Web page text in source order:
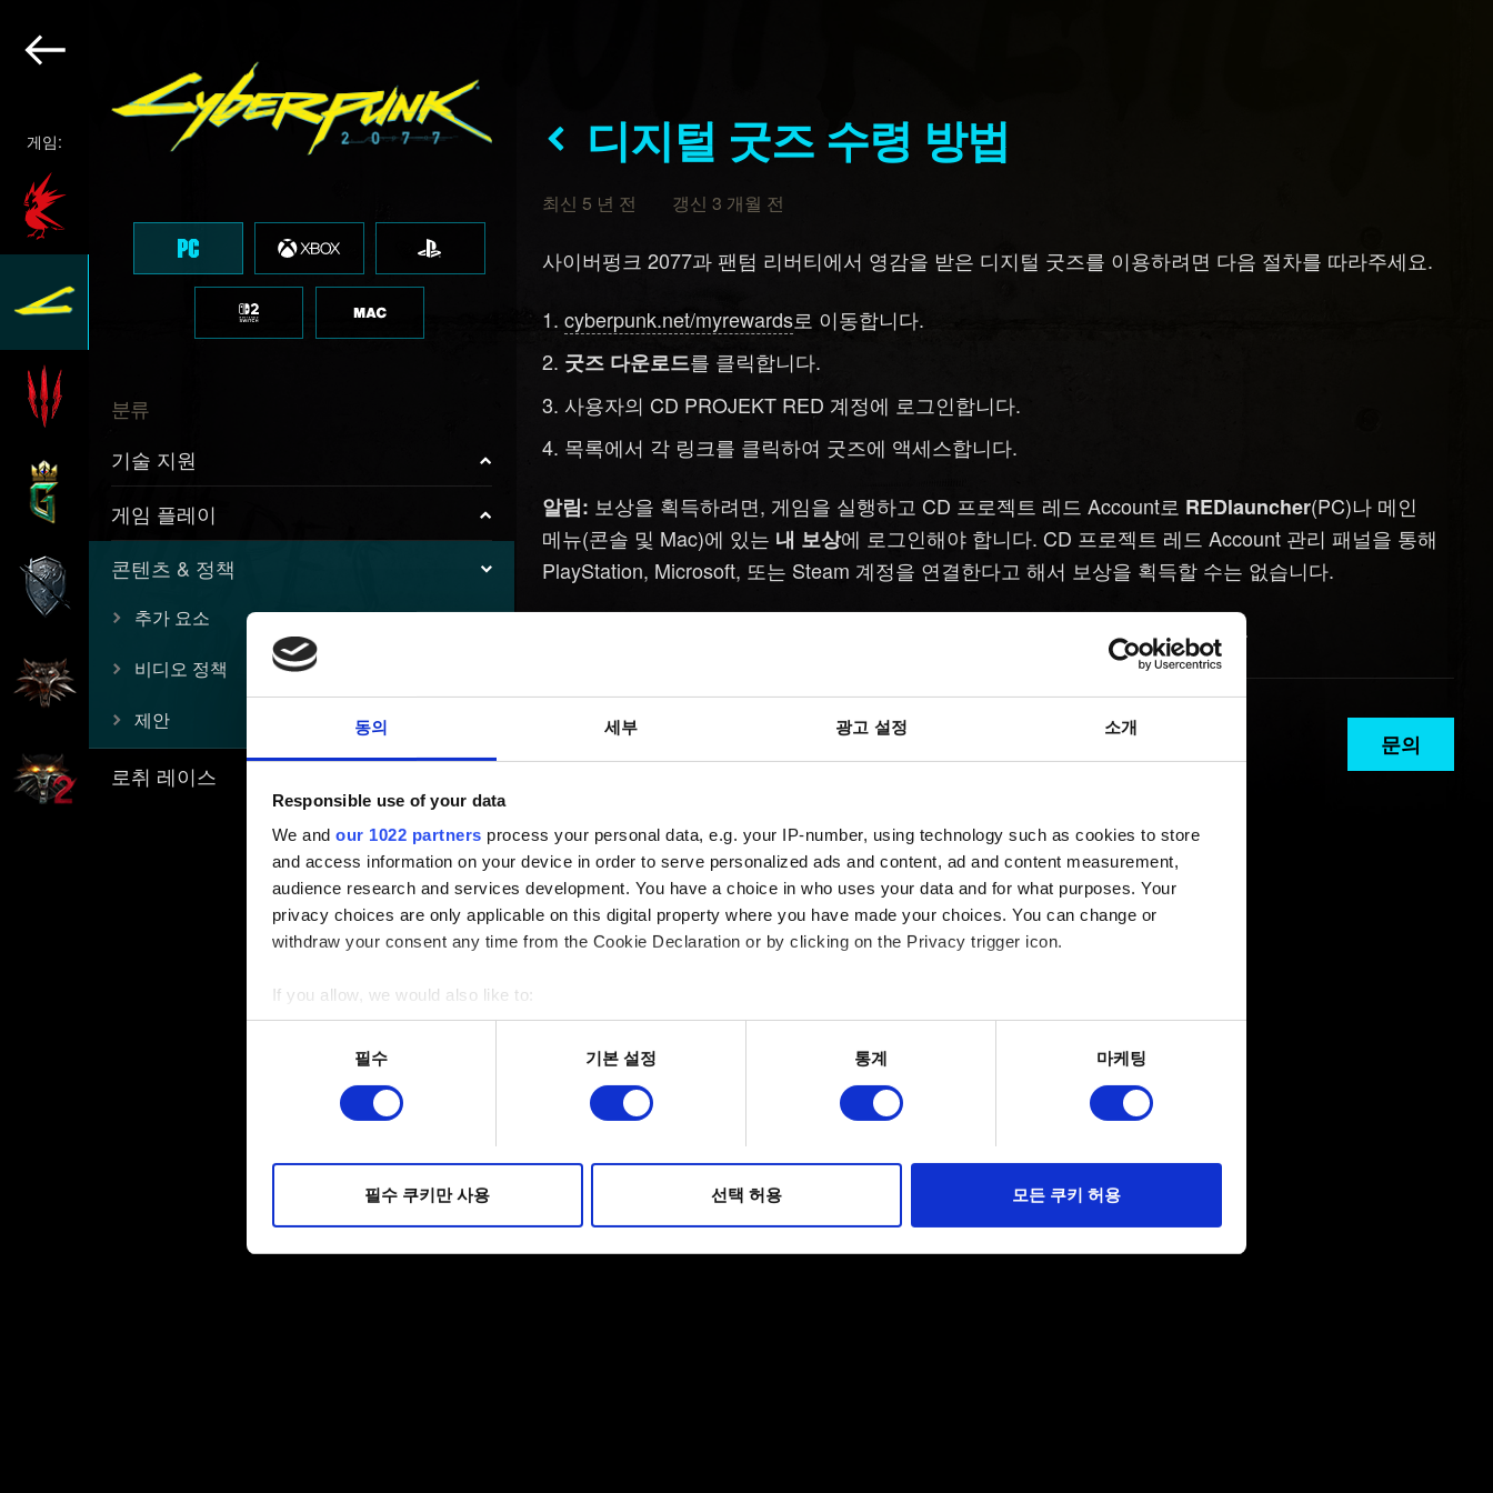
동의 세부 광고 설정 소개
Responsible use of your data
We and our 1022 partners process your personal data, e.g. your IP-number, using technology such as cookies to store
and access information on your device in order to serve personalized ads and content, ad and content measurement,
audience research and services development. You have a choice in who uses your data and for what purposes. Your
privacy choices are only applicable on this digital property where you have made your choices. You can change or
withdraw your consent any time from the Cookie Declaration or by clicking on the Privacy trigger icon.
If you allow, we would also like to:
Collect information about your geographical location which can be accurate to within several meters
Identify your device by actively scanning it for specific characteristics (fingerprinting)
Find out more about how your personal data is processed and set your preferences in the
피드백을 제공하여 사용자의 웹사이트 이용 환경을 개선하기 위해 사용됩니다. 예를 들어, 소셜 미디어를 통해 사용자와
소통할 경우, 사용자의 선호도를 파악하기 위해 쿠키의 일부를 저희 파트너와 공유할 수도 있습니다. 물론, 이처럼
필수 기본 설정 통계 마케팅
필수 쿠키만 사용 선택 허용 모든 쿠키 허용
게임:
분류
기술 지원
게임 플레이
콘텐츠 & 정책
추가 요소
비디오 정책
제안
로취 레이스
디지털 굿즈 수령 방법
최신 5 년 전 갱신 3 개월 전
사이버펑크 2077과 팬텀 리버티에서 영감을 받은 디지털 굿즈를 이용하려면 다음 절차를 따라주세요.
cyberpunk.net/myrewards로 이동합니다.
굿즈 다운로드를 클릭합니다.
사용자의 CD PROJEKT RED 계정에 로그인합니다.
목록에서 각 링크를 클릭하여 굿즈에 액세스합니다.
알림: 보상을 획득하려면, 게임을 실행하고 CD 프로젝트 레드 Account로 REDlauncher(PC)나 메인
메뉴(콘솔 및 Mac)에 있는 내 보상에 로그인해야 합니다. CD 프로젝트 레드 Account 관리 패널을 통해
PlayStation, Microsoft, 또는 Steam 계정을 연결한다고 해서 보상을 획득할 수는 없습니다.
굿즈를 찾는 데 문제가 있다면 하단의 문의 버튼을 눌러 문의해 주시기 바랍니다.
도움이
필요하신가요?
문의